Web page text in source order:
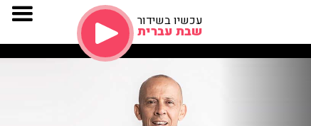
עכשיו בשידור
שבת עברית